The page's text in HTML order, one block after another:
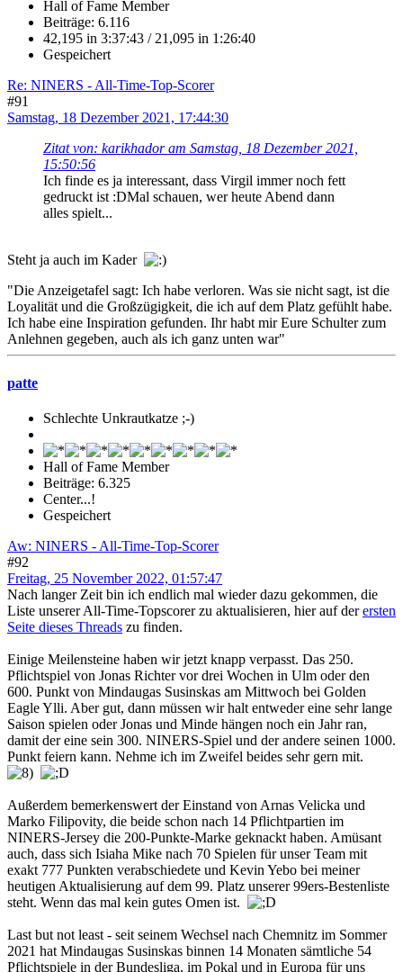
Hall of Fame Member
Beiträge: 6.116
42,195 in 3:37:43 / 21,095 in 1:26:40
Gespeichert
Re: NINERS - All-Time-Top-Scorer
#91
Samstag, 18 Dezember 2021, 17:44:30
Zitat von: karikhador am Samstag, 18 Dezember 2021,
15:50:56
Ich finde es ja interessant, dass Virgil immer noch fett
gedruckt ist :DMal schauen, wer heute Abend dann
alles spielt...
Steht ja auch im Kader
"Die Anzeigetafel sagt: Ich habe verloren. Was sie nicht sagt, ist die
Loyalität und die Großzügigkeit, die ich auf dem Platz gefühlt habe.
Ich habe eine Inspiration gefunden. Ihr habt mir Eure Schulter zum
Anlehnen gegeben, auch als ich ganz unten war"
patte
Schlechte Unkrautkatze ;-)
Hall of Fame Member
Beiträge: 6.325
Center...!
Gespeichert
Aw: NINERS - All-Time-Top-Scorer
#92
Freitag, 25 November 2022, 01:57:47
Nach langer Zeit bin ich endlich mal wieder dazu gekommen, die
Liste unserer All-Time-Topscorer zu aktualisieren, hier auf derersten
Seite dieses Threads zu finden.
Einige Meilensteine haben wir jetzt knapp verpasst. Das 250.
Pflichtspiel von Jonas Richter vor drei Wochen in Ulm oder den
600. Punkt von Mindaugas Susinskas am Mittwoch bei Golden
Eagle Ylli. Aber gut, dann müssen wir halt entweder eine sehr lange
Saison spielen oder Jonas und Minde hängen noch ein Jahr ran,
damit der eine sein 300. NINERS-Spiel und der andere seinen 1000.
Punkt feiern kann. Nehme ich im Zweifel beides sehr gern mit.
Außerdem bemerkenswert der Einstand von Arnas Velicka und
Marko Filipovity, die beide schon nach 14 Pflichtpartien im
NINERS-Jersey die 200-Punkte-Marke geknackt haben. Amüsant
auch, dass sich Isiaha Mike nach 70 Spielen für unser Team mit
exakt 777 Punkten verabschiedete und Kevin Yebo bei meiner
heutigen Aktualisierung auf dem 99. Platz unserer 99ers-Bestenliste
steht. Wenn das mal kein gutes Omen ist.
Last but not least - seit seinem Wechsel nach Chemnitz im Sommer
2021 hat Mindaugas Susinskas binnen 14 Monaten sämtliche 54
Pflichtspiele in der Bundesliga, im Pokal und in Europa für uns